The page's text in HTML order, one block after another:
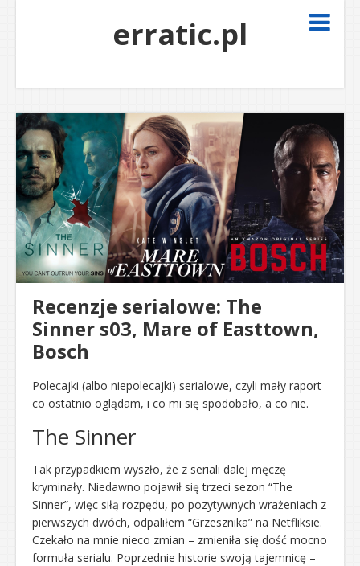
erratic.pl
Recenzje serialowe: The
Sinner s03, Mare of Easttown,
Bosch
Polecajki (albo niepolecajki) serialowe, czyli mały raport
co ostatnio oglądam, i co mi się spodobało, a co nie.
The Sinner
Tak przypadkiem wyszło, że z seriali dalej męczę
kryminały. Niedawno pojawił się trzeci sezon “The
Sinner”, więc siłą rozpędu, po pozytywnych wrażeniach z
pierwszych dwóch, odpaliłem “Grzesznika” na Netfliksie.
Czekało na mnie nieco zmian – zmieniła się dość mocno
formuła serialu. Poprzednie historie swoją tajemnicę –